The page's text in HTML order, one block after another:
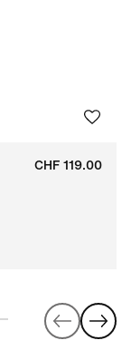
CHF 119.00